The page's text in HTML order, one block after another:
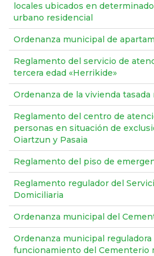
locales ubicados en
urbano residencial
Ordenanza municipal de
Reglamento del servicio de
tercera edad «Herrikide»
Ordenanza de la vivienda
Reglamento del centro de
personas en situación de
Oiartzun y Pasaia
Reglamento del piso de
Reglamento regulador del
Domiciliaria
Ordenanza municipal del
Ordenanza municipal
funcionamiento del Cementerio